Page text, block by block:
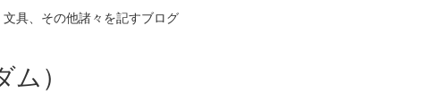
具、その他諸々を記すブログ
）